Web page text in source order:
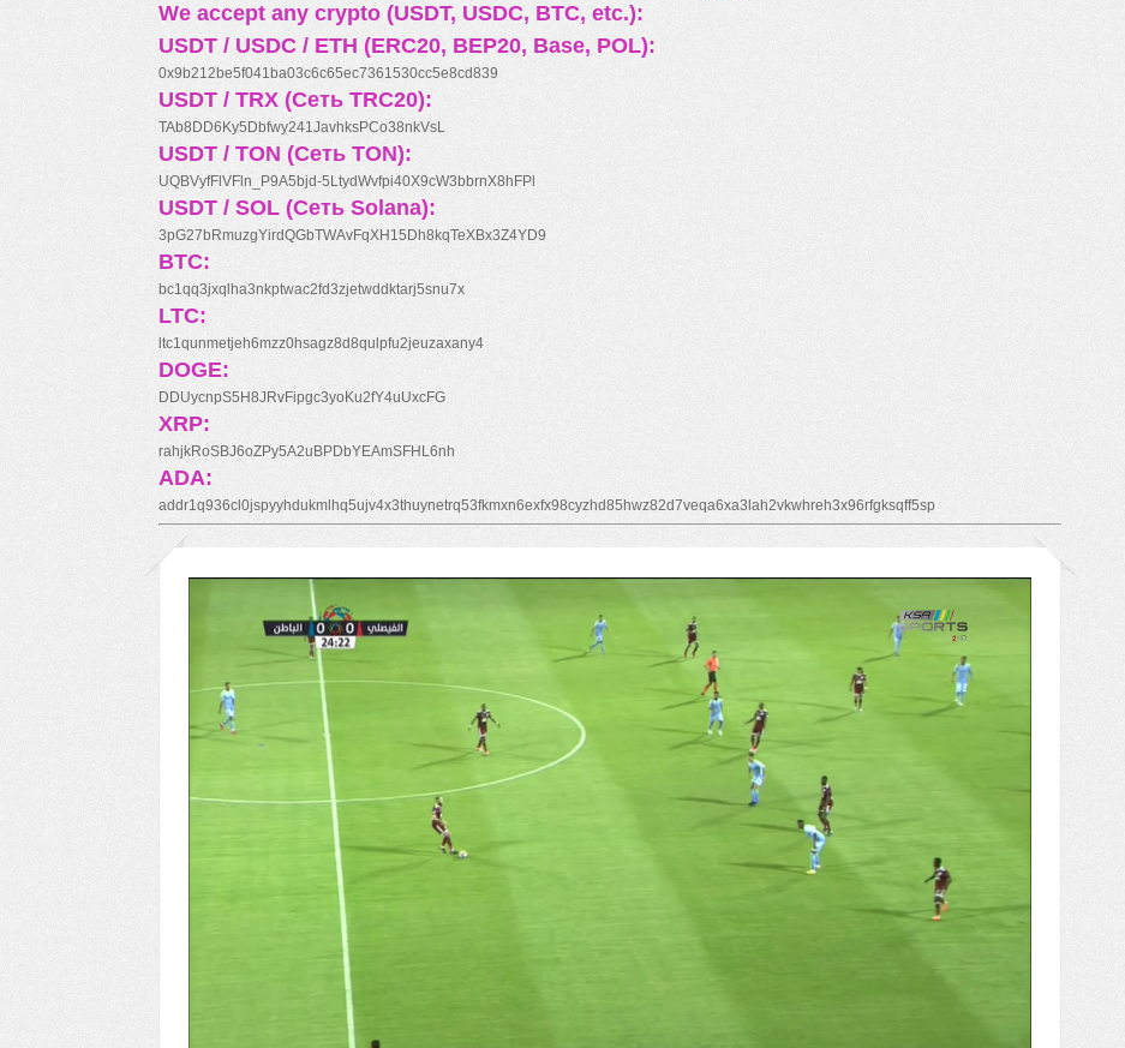
We accept any crypto (USDT, USDC, BTC, etc.):
USDT / USDC / ETH (ERC20, BEP20, Base, POL):
0x9b212be5f041ba03c6c65ec7361530cc5e8cd839
USDT / TRX (Сеть TRC20):
TAb8DD6Ky5Dbfwy241JavhksPCo38nkVsL
USDT / TON (Сеть TON):
UQBVyfFlVFln_P9A5bjd-5LtydWvfpi40X9cW3bbrnX8hFPl
USDT / SOL (Сеть Solana):
3pG27bRmuzgYirdQGbTWAvFqXH15Dh8kqTeXBx3Z4YD9
BTC:
bc1qq3jxqlha3nkptwac2fd3zjetwddktarj5snu7x
LTC:
ltc1qunmetjeh6mzz0hsagz8d8qulpfu2jeuzaxany4
DOGE:
DDUycnpS5H8JRvFipgc3yoKu2fY4uUxcFG
XRP:
rahjkRoSBJ6oZPy5A2uBPDbYEAmSFHL6nh
ADA:
addr1q936cl0jspyyhdukmlhq5ujv4x3thuynetrq53fkmxn6exfx98cyzhd85hwz82d7veqa6xa3lah2vkwhreh3x96rfgksqff5sp